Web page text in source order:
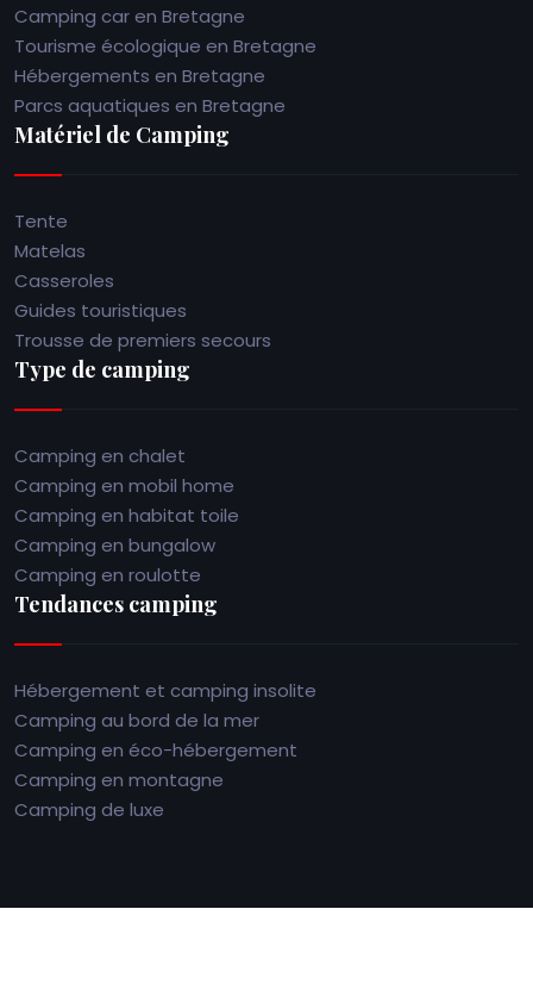
Camping car en Bretagne
Tourisme écologique en Bretagne
Hébergements en Bretagne
Parcs aquatiques en Bretagne
Matériel de Camping
Tente
Matelas
Casseroles
Guides touristiques
Trousse de premiers secours
Type de camping
Camping en chalet
Camping en mobil home
Camping en habitat toile
Camping en bungalow
Camping en roulotte
Tendances camping
Hébergement et camping insolite
Camping au bord de la mer
Camping en éco-hébergement
Camping en montagne
Camping de luxe